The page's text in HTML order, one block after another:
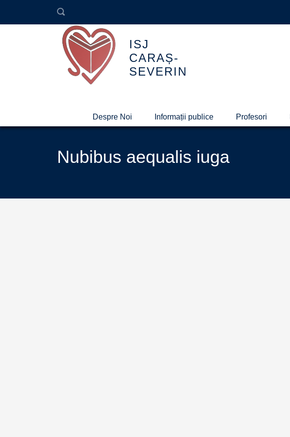
ISJ
CARAȘ-
SEVERIN
Despre Noi Informații publice Profesori
Nubibus aequalis iuga